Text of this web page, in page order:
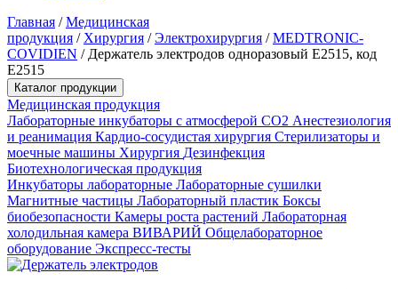
Главная /Медицинская
продукция / Хирургия /Электрохирургия /MEDTRONIC-
COVIDIEN / Держатель электродов одноразовый E2515, код
E2515
Каталог продукции
Медицинская продукция
Лабораторные инкубаторы с атмосферой CO2 Анестезиология
и реанимация Кардио-сосудистая хирургия Стерилизаторы и
моечные машины Хирургия Дезинфекция
Биотехнологическая продукция
Инкубаторы лабораторные Лабораторные сушилки
Магнитные частицы Лабораторный пластик Боксы
биобезопасности Камеры роста растений Лабораторная
холодильная камера ВИВАРИЙ Общелабораторное
оборудование Экспресс-тесты